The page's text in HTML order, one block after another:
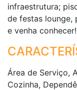
infraestrutura;
de festas lounge,
e venha conhecer!
Área de Serviço,
Cozinha,